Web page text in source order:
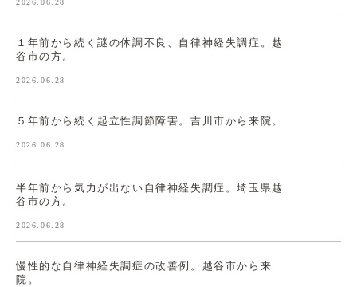
2026.06.28
１年前から続く謎の体調不良、自律神経失調症。越
谷市の方。
2026.06.28
５年前から続く起立性調節障害。吉川市から来院。
2026.06.28
半年前から気力が出ない自律神経失調症。埼玉県越
谷市の方。
2026.06.28
慢性的な自律神経失調症の改善例。越谷市から来
院。